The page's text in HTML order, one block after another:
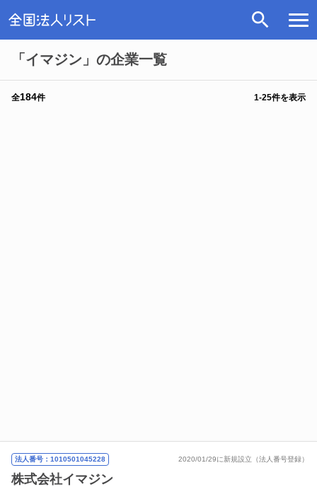
「イマジン」の企業一覧
全184件 1-25件を表示
法人番号：1010501045228 2020/01/29に新規設立（法人番号登録）
株式会社イマジン